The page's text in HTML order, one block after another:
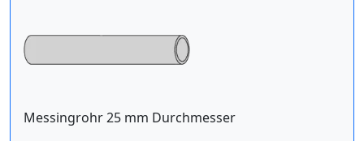
Messingrohr 25 mm Durchmesser